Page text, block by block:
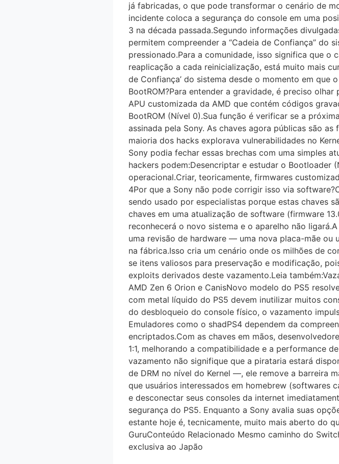
já fabricadas, o que pode transformar o cenário de
incidente coloca a segurança do console em uma
3 na década passada.Segundo informações
permitem compreender a “Cadeia de Confiança” do
pressionado.Para a comunidade, isso significa que
reaplicação a cada reinicialização, está muito mais
de Confiança’ do sistema desde o momento em que
BootROM?Para entender a gravidade, é preciso
APU customizada da AMD que contém códigos
BootROM (Nível 0).Sua função é verificar se a
assinada pela Sony. As chaves agora públicas são
maioria dos hacks explorava vulnerabilidades no
Sony podia fechar essas brechas com uma simples
hackers podem:Desencriptar e estudar o Bootloader
operacional.Criar, teoricamente, firmwares
4Por que a Sony não pode corrigir isso via
sendo usado por especialistas porque estas chaves
chaves em uma atualização de software (firmware
reconhecerá o novo sistema e o aparelho não
uma revisão de hardware — uma nova placa-mãe ou
na fábrica.Isso cria um cenário onde os milhões de
se itens valiosos para preservação e modificação,
exploits derivados deste vazamento.Leia
AMD Zen 6 Orion e CanisNovo modelo do PS5
com metal líquido do PS5 devem inutilizar muitos
do desbloqueio do console físico, o vazamento
Emuladores como o shadPS4 dependem da
encriptados.Com as chaves em mãos,
1:1, melhorando a compatibilidade e a performance
vazamento não signifique que a pirataria estará
de DRM no nível do Kernel —, ele remove a barreira
que usuários interessados em homebrew (softwares
e desconectar seus consoles da internet
segurança do PS5. Enquanto a Sony avalia suas
estante hoje é, tecnicamente, muito mais aberto do
GuruConteúdo Relacionado Mesmo caminho do
exclusiva ao Japão